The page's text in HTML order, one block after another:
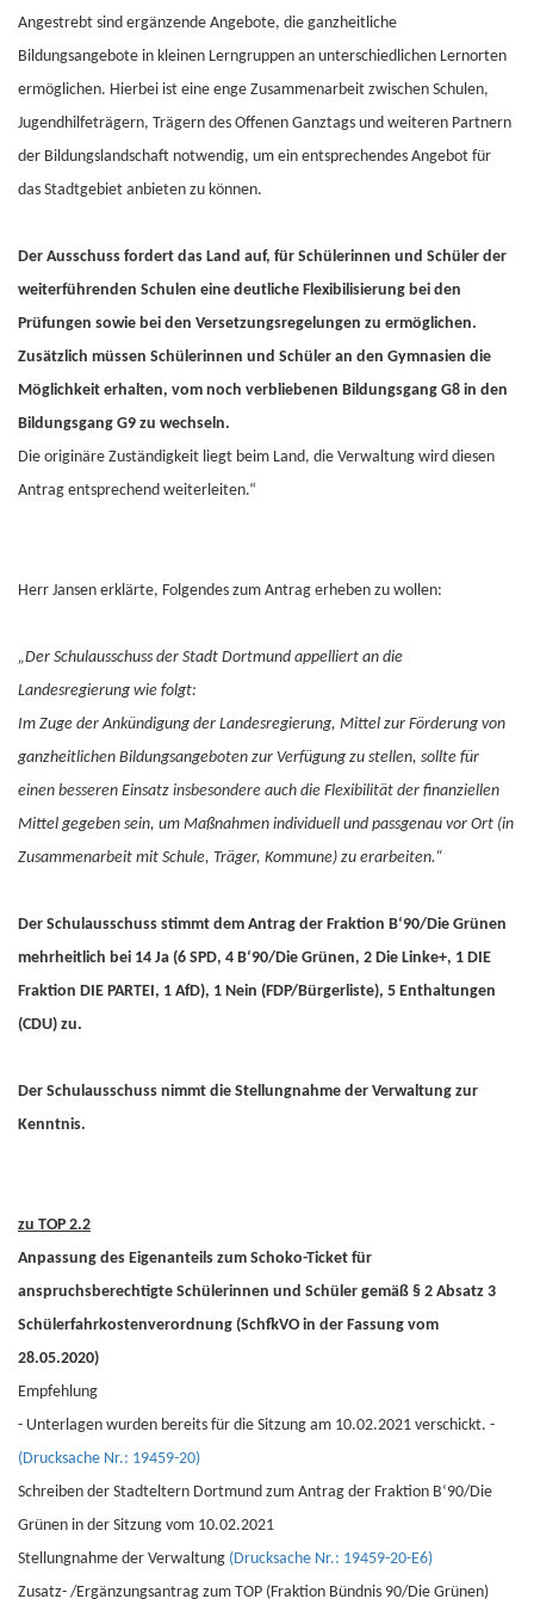
Angestrebt sind ergänzende Angebote, die ganzheitliche
Bildungsangebote in kleinen Lerngruppen an unterschiedlichen Lernorten
ermöglichen. Hierbei ist eine enge Zusammenarbeit zwischen Schulen,
Jugendhilfeträgern, Trägern des Offenen Ganztags und weiteren Partnern
der Bildungslandschaft notwendig, um ein entsprechendes Angebot für
das Stadtgebiet anbieten zu können.
Der Ausschuss fordert das Land auf, für Schülerinnen und Schüler der
weiterführenden Schulen eine deutliche Flexibilisierung bei den
Prüfungen sowie bei den Versetzungsregelungen zu ermöglichen.
Zusätzlich müssen Schülerinnen und Schüler an den Gymnasien die
Möglichkeit erhalten, vom noch verbliebenen Bildungsgang G8 in den
Bildungsgang G9 zu wechseln.
Die originäre Zuständigkeit liegt beim Land, die Verwaltung wird diesen
Antrag entsprechend weiterleiten.“
Herr Jansen erklärte, Folgendes zum Antrag erheben zu wollen:
„Der Schulausschuss der Stadt Dortmund appelliert an die
Landesregierung wie folgt:
Im Zuge der Ankündigung der Landesregierung, Mittel zur Förderung von
ganzheitlichen Bildungsangeboten zur Verfügung zu stellen, sollte für
einen besseren Einsatz insbesondere auch die Flexibilität der finanziellen
Mittel gegeben sein, um Maßnahmen individuell und passgenau vor Ort (in
Zusammenarbeit mit Schule, Träger, Kommune) zu erarbeiten.“
Der Schulausschuss stimmt dem Antrag der Fraktion B‘90/Die Grünen
mehrheitlich bei 14 Ja (6 SPD, 4 B‘90/Die Grünen, 2 Die Linke+, 1 DIE
Fraktion DIE PARTEI, 1 AfD), 1 Nein (FDP/Bürgerliste), 5 Enthaltungen
(CDU) zu.
Der Schulausschuss nimmt die Stellungnahme der Verwaltung zur
Kenntnis.
zu TOP 2.2
Anpassung des Eigenanteils zum Schoko-Ticket für
anspruchsberechtigte Schülerinnen und Schüler gemäß § 2 Absatz 3
Schülerfahrkostenverordnung (SchfkVO in der Fassung vom
28.05.2020)
Empfehlung
- Unterlagen wurden bereits für die Sitzung am 10.02.2021 verschickt. -
(Drucksache Nr.: 19459-20)
Schreiben der Stadteltern Dortmund zum Antrag der Fraktion B‘90/Die
Grünen in der Sitzung vom 10.02.2021
Stellungnahme der Verwaltung (Drucksache Nr.: 19459-20-E6)
Zusatz- /Ergänzungsantrag zum TOP (Fraktion Bündnis 90/Die Grünen)